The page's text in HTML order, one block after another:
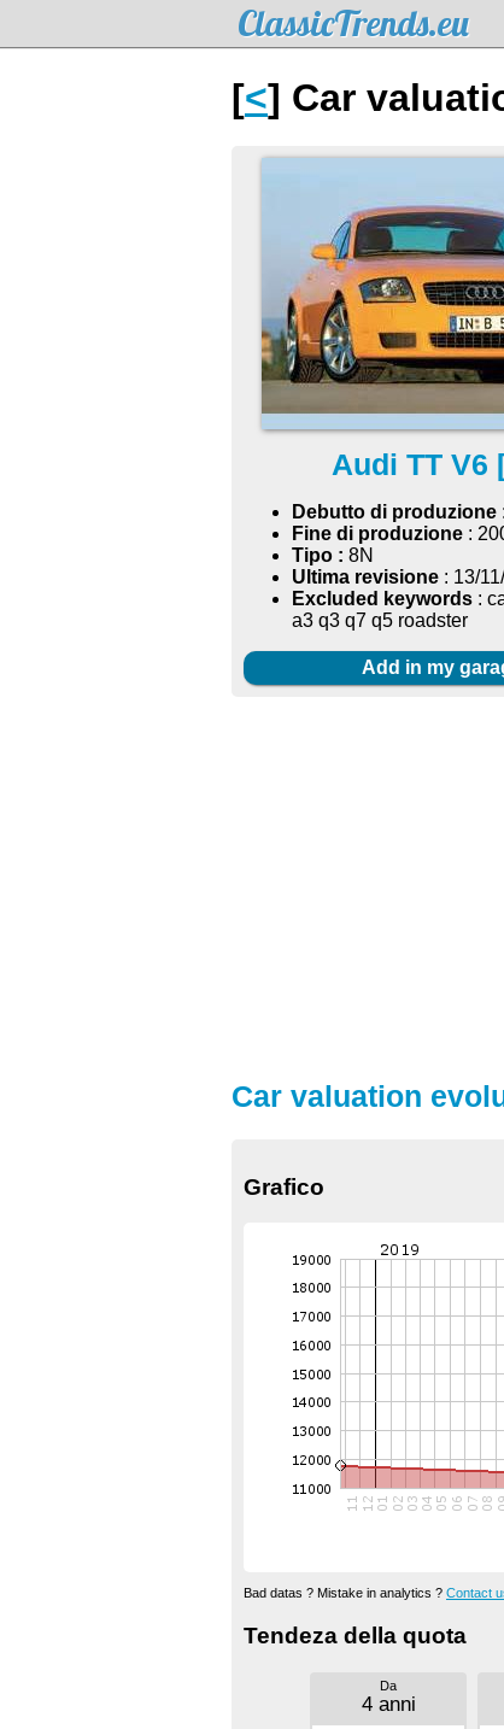
ClassicTrends.eu
[<] Car
Audi TT V6
Debutto di produzione
Fine di produzione :
Tipo : 8N
Ultima revisione : 13/
Excluded keywords :
a3 q3 q7 q5 roadster
Add in my
Car valuation
Grafico
Bad datas ? Mistake in analytics ? Contact
Tendeza della quota
Da
4 anni